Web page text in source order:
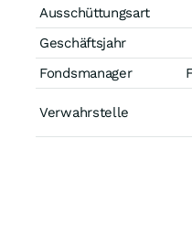
Ausschüttungsart
Geschäftsjahr
Fondsmanager
Verwahrstelle